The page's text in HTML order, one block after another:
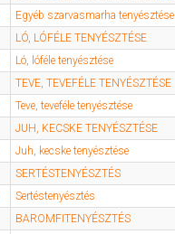
Egyéb szarvasmarha tenyésztése
LÓ, LÓFÉLE TENYÉSZTÉSE
Ló, lóféle tenyésztése
TEVE, TEVEFÉLE TENYÉSZTÉSE
Teve, teveféle tenyésztése
JUH, KECSKE TENYÉSZTÉSE
Juh, kecske tenyésztése
SERTÉSTENYÉSZTÉS
Sertéstenyésztés
BAROMFITENYÉSZTÉS